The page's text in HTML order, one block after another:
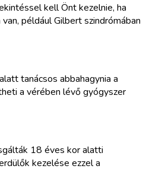
kell Önt kezelnie, ha
például Gilbert szindrómában
tanácsos abbahagynia a
a vérében lévő gyógyszer
18 éves kor alatti
kezelése ezzel a